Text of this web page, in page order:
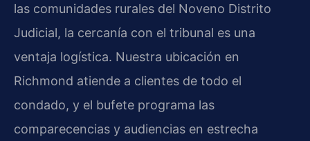
las comunidades rurales del Noveno Distrito
Judicial, la cercanía con el tribunal es una
ventaja logística. Nuestra ubicación en
Richmond atiende a clientes de todo el
condado, y el bufete programa las
comparecencias y audiencias en estrecha